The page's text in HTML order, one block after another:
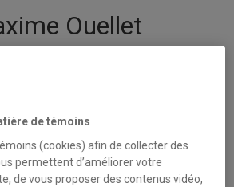
Ouellet
médias
de témoins
(cookies) afin de collecter des
permettent d’améliorer votre
de vous proposer des contenus vidéo,